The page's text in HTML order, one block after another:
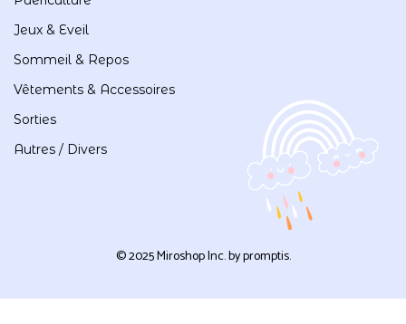
Jeux & Eveil
Sommeil & Repos
Vêtements & Accessoires
Sorties
Autres / Divers
© 2025 Miroshop Inc. bypromptis.